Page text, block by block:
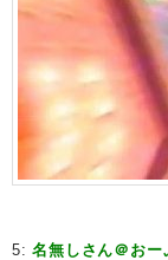
5:名無しさん＠おー